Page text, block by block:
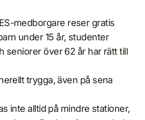
medborgare reser gratis
under 15 år, studenter
seniorer över 62 år har rätt till
trygga, även på sena
inte alltid på mindre stationer,